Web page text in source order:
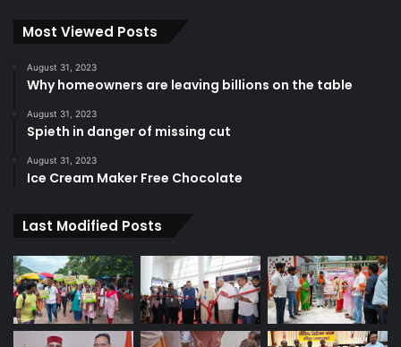
Most Viewed Posts
August 31, 2023
Why homeowners are leaving billions on the table
August 31, 2023
Spieth in danger of missing cut
August 31, 2023
Ice Cream Maker Free Chocolate
Last Modified Posts